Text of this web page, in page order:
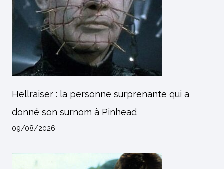
Hellraiser : la personne surprenante qui a
donné son surnom à Pinhead
09/08/2026